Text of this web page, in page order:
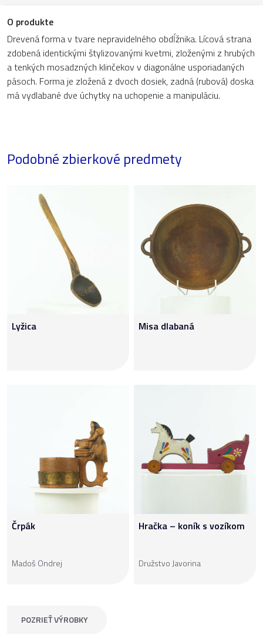
O produkte
Drevená forma v tvare nepravidelného obdĺžnika. Lícová strana
zdobená identickými štylizovanými kvetmi, zloženými z hrubých
a tenkých mosadzných klinčekov v diagonálne usporiadaných
pásoch. Forma je zložená z dvoch dosiek, zadná (rubová) doska
má vydlabané dve úchytky na uchopenie a manipuláciu.
Podobné zbierkové predmety
Lyžica Misa dlabaná
Črpák
Madoš Ondrej
Hračka – koník s vozíkom
Družstvo Javorina
POZRIEŤ VÝROBKY